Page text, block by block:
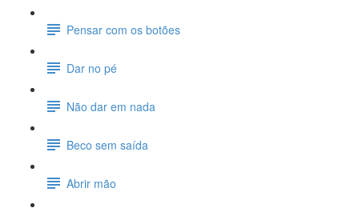
Pensar com os botões
Dar no pé
Não dar em nada
Beco sem saída
Abrir mão